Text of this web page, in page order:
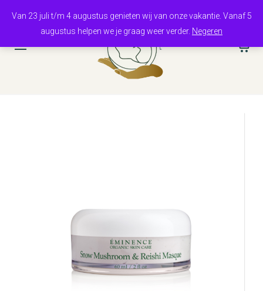
Van 23 juli t/m 4 augustus genieten wij van onze vakantie. Vanaf 5
augustus helpen we je graag weer verder. Negeren